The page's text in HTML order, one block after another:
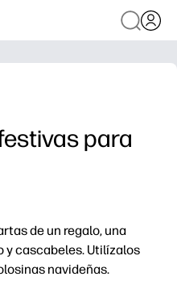
para
de un regalo, una
y cascabeles. Utilízalos
navideñas.